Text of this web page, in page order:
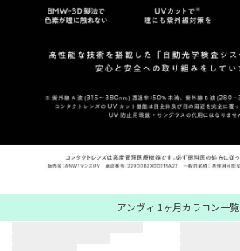
アンヴィ 1ヶ月カラコン一覧